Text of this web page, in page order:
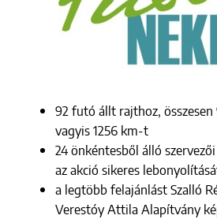
92 futó állt rajthoz,
vagyis 1256 km-t
24 önkéntesből álló
az akció sikeres
a legtöbb felajánlást Szalló
Verestóy Attila Alapítvány